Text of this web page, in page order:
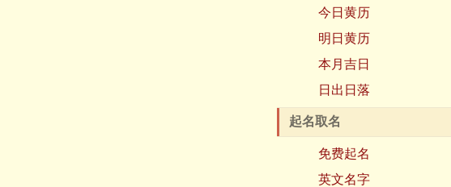
今日黄历
明日黄历
本月吉日
日出日落
起名取名
免费起名
英文名字